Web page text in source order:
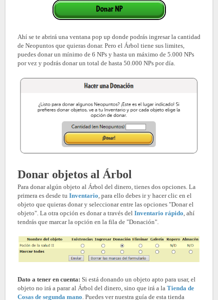
Ahí se te abrirá una ventana pop up donde podrás ingresar la cantidad
de Neopuntos que quieras donar. Pero el Árbol tiene sus limites,
puedes donar un mínimo de 6 NPs y hasta un máximo de 5.000 NPs
por vez y podrás donar un total de hasta 50.000 NPs por día.
Donar objetos al Árbol
Para donar algún objeto al Árbol del dinero, tienes dos opciones. La
primera es desde tu Inventario , para ello debes ir y hacer clic en el
objeto que quieras donar y seleccionar entre las opciones "Donar el
objeto". La otra opción es donar a través del Inventario rápido , ahí
tendrás que marcar la opción en la fila de "Donación".
Dato a tener en cuenta: Si está donando un objeto apto para usar, el
objeto no irá a parar al Árbol del dinero, sino que irá a la Tienda de
Cosas de segunda mano. Puedes ver nuestra guía de esta tienda